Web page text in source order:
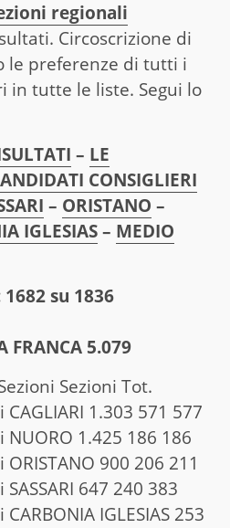
regionali
Circoscrizione di
le preferenze di tutti i
in tutte le liste. Segui lo
– LE
CONSIGLIERI
– ORISTANO –
IGLESIAS– MEDIO
su 1836
FRANCA 5.079
Sezioni Tot.
1.303 571 577
1.425 186 186
900 206 211
647 240 383
IGLESIAS 253